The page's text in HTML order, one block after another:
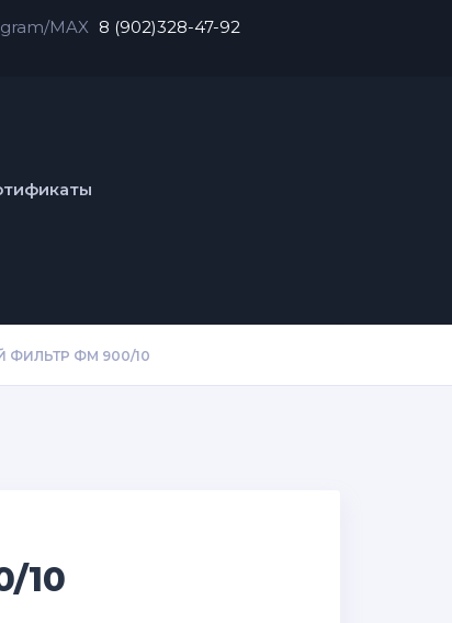
MAX 8 (902)328-47-92
ФИЛЬТР ФМ 900/10
10